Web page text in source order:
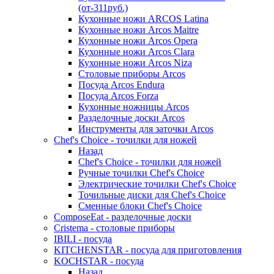
(от-311руб.)
Кухонные ножи ARCOS Latina
Кухонные ножи Arcos Maitre
Кухонные ножи Arcos Opera
Кухонные ножи Arcos Clara
Кухонные ножи Arcos Niza
Столовые приборы Arcos
Посуда Arcos Endura
Посуда Arcos Forza
Кухонные ножницы Arcos
Разделочные доски Arcos
Инструменты для заточки Arcos
Chef's Choice - точилки для ножей
Назад
Chef's Choice - точилки для ножей
Ручные точилки Chef's Choice
Электрические точилки Chef's Choice
Точильные диски для Chef's Choice
Сменные блоки Chef's Choice
ComposeEat - разделочные доски
Cristema - столовые приборы
IBILI - посуда
KITCHENSTAR - посуда для приготовления
KOCHSTAR - посуда
Назад